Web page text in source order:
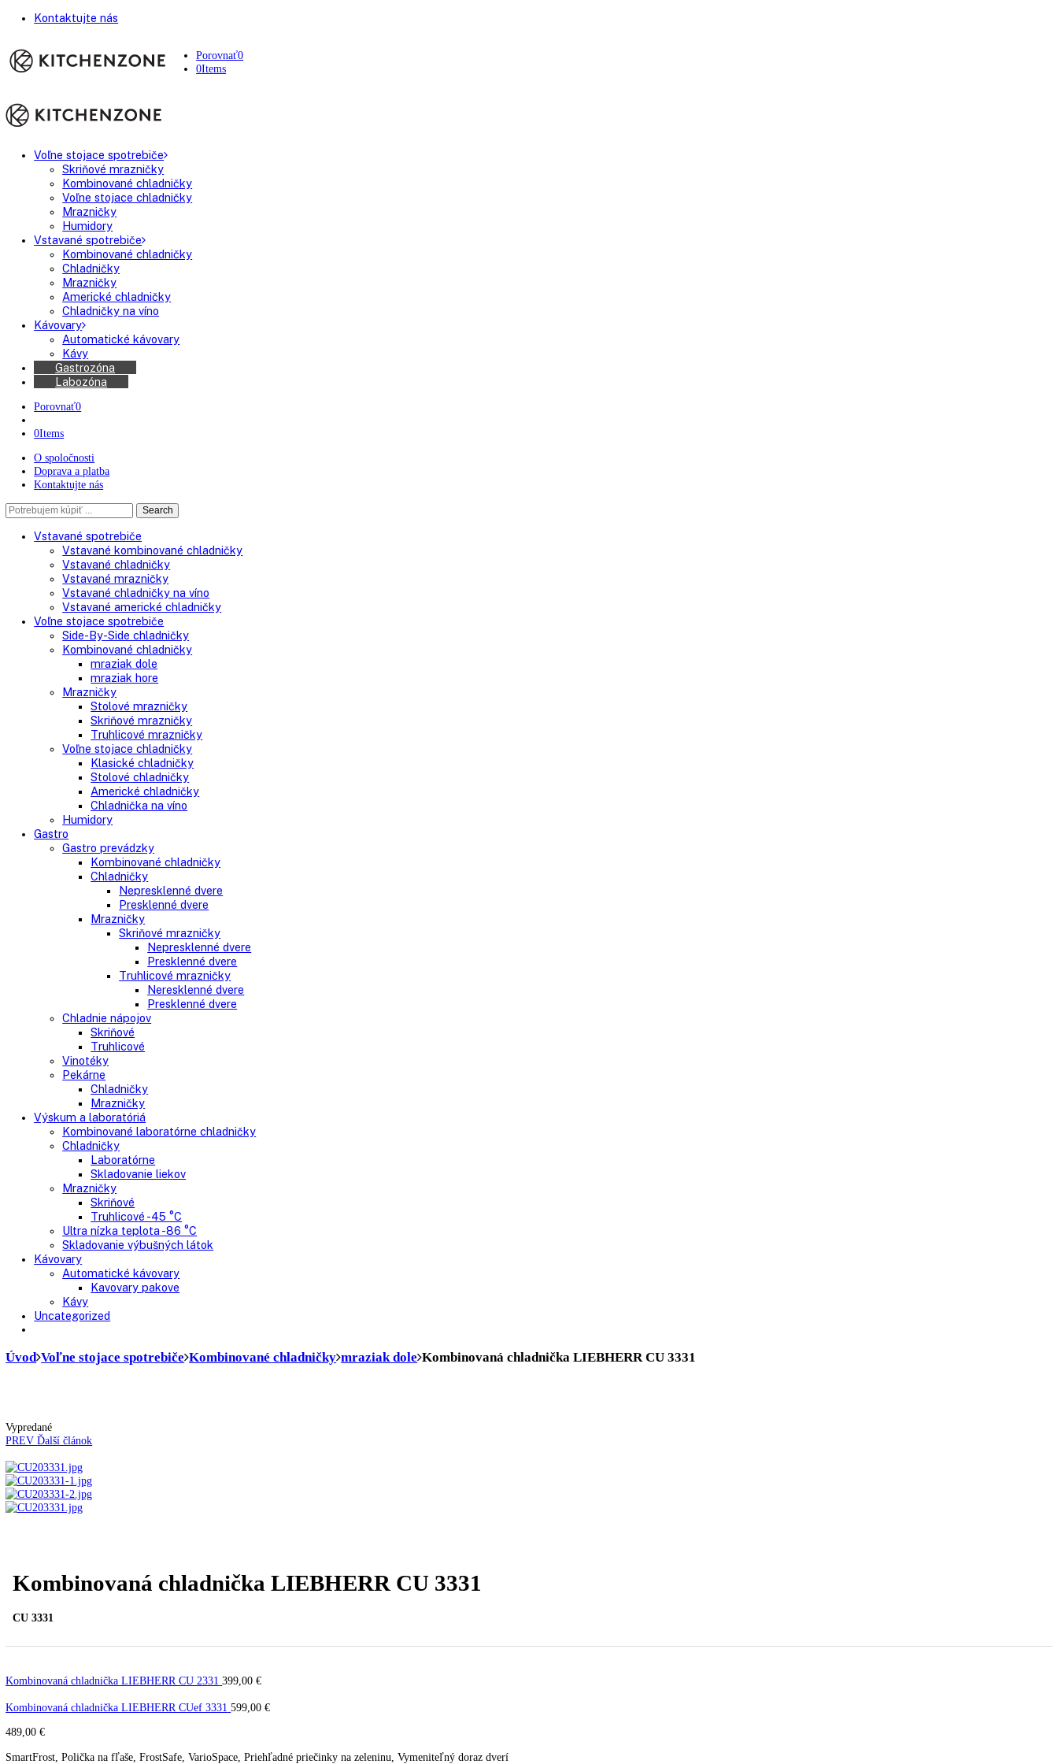
Kontaktujte nás
Porovnať
0Items
Voľne stojace spotrebiče
Skriňové mrazničky
Kombinované chladničky
Voľne stojace chladničky
Mrazničky
Humidory
Vstavané spotrebiče
Kombinované chladničky
Chladničky
Mrazničky
Americké chladničky
Chladničky na víno
Kávovary
Automatické kávovary
Kávy
Gastrozóna
Porovnať 0
0Items
O spoločnosti
Kontaktujte nás
Search
Vstavané spotrebiče
Vstavané kombinované chladničky
Vstavané chladničky
Vstavané mrazničky
Vstavané chladničky na víno
Vstavané americké chladničky
Voľne stojace spotrebiče
Side-By-Side chladničky
Kombinované chladničky
mraziak dole
mraziak hore
Mrazničky
Stolové mrazničky
Skriňové mrazničky
Truhlicové mrazničky
Klasické chladničky
Stolové chladničky
Americké chladničky
Chladnička na víno
Humidory
Gastro prevádzky
Kombinované chladničky
Chladničky
Nepresklenné dvere
Presklenné dvere
Mrazničky
Skriňové mrazničky
Truhlicové mrazničky
Chladnie nápojov
Skriňové
Truhlicové
Vinotéky
Pekárne
Chladničky
Mrazničky
Výskum a laboratóriá
Kombinované laboratórne chladničky
Chladničky
Laboratórne
Mrazničky
Truhlicové -45 °C
Ultra nízka teplota -86 °C
Kávy
Uncategorized
Úvod Voľne stojace spotrebiče
Vypredané
Kombinovaná chladnička LIEBHERR CU 3331